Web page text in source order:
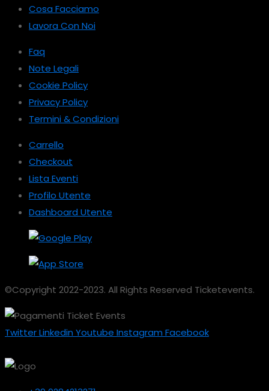
Cosa Facciamo
Lavora Con Noi
Faq
Note Legali
Cookie Policy
Privacy Policy
Termini & Condizioni
Carrello
Checkout
Lista Eventi
Profilo Utente
Dashboard Utente
©Copyright 2022-2023. All Rights Reserved Ticketevents.
TwitterLinkedin Youtube Instagram Facebook